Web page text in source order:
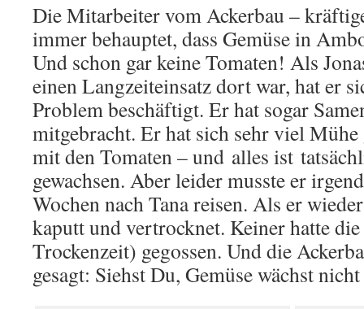
Die Mitarbeiter vom Ackerbau –
immer behauptet, dass Gemüse in
Und schon gar keine Tomaten! Als
einen Langzeiteinsatz dort war, hat er
Problem beschäftigt. Er hat sogar
mitgebracht. Er hat sich sehr viel Mühe
mit den Tomaten – und alles ist
gewachsen. Aber leider musste er
Wochen nach Tana reisen. Als er
kaputt und vertrocknet. Keiner hatte die
Trockenzeit) gegossen. Und die
gesagt: Siehst Du, Gemüse wächst